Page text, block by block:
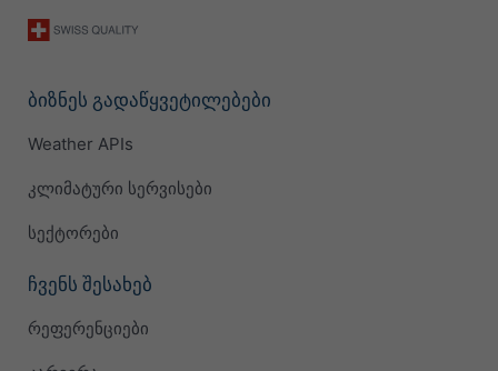
ბიზნეს გადაწყვეტილებები
Weather APIs
კლიმატური სერვისები
სექტორები
ჩვენს შესახებ
რეფერენციები